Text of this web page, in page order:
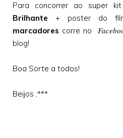
Para concorrer ao super
Brilhante + poster do
marcadores corre no
blog!
Boa Sorte a todos!
Beijos ;***